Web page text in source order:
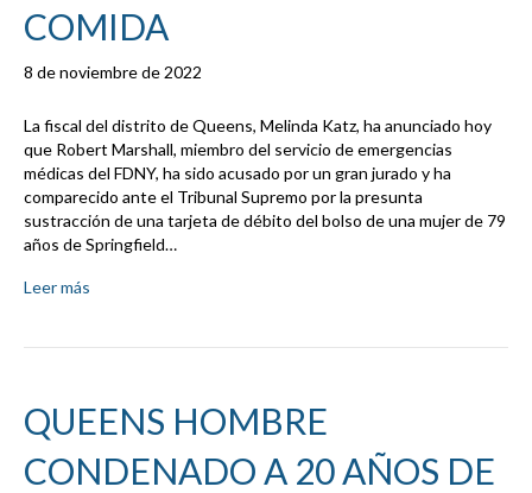
COMIDA
8 de noviembre de 2022
La fiscal del distrito de Queens, Melinda Katz, ha anunciado hoy
que Robert Marshall, miembro del servicio de emergencias
médicas del FDNY, ha sido acusado por un gran jurado y ha
comparecido ante el Tribunal Supremo por la presunta
sustracción de una tarjeta de débito del bolso de una mujer de 79
años de Springfield…
Leer más
QUEENS HOMBRE
CONDENADO A 20 AÑOS DE